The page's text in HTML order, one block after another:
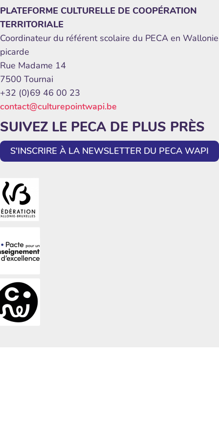
PLATEFORME CULTURELLE DE COOPÉRATION
TERRITORIALE
Coordinateur du référent scolaire du PECA en Wallonie
picarde
Rue Madame 14
7500 Tournai
+32 (0)69 46 00 23
contact@culturepointwapi.be
SUIVEZ LE PECA DE PLUS PRÈS
S'INSCRIRE À LA NEWSLETTER DU PECA WAPI